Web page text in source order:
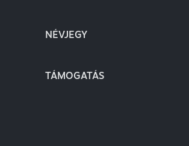
NÉVJEGY
TÁMOGATÁS